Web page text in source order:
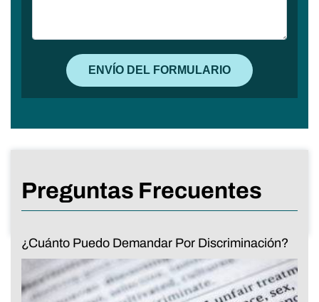
Preguntas Frecuentes
¿Cuánto Puedo Demandar Por Discriminación?